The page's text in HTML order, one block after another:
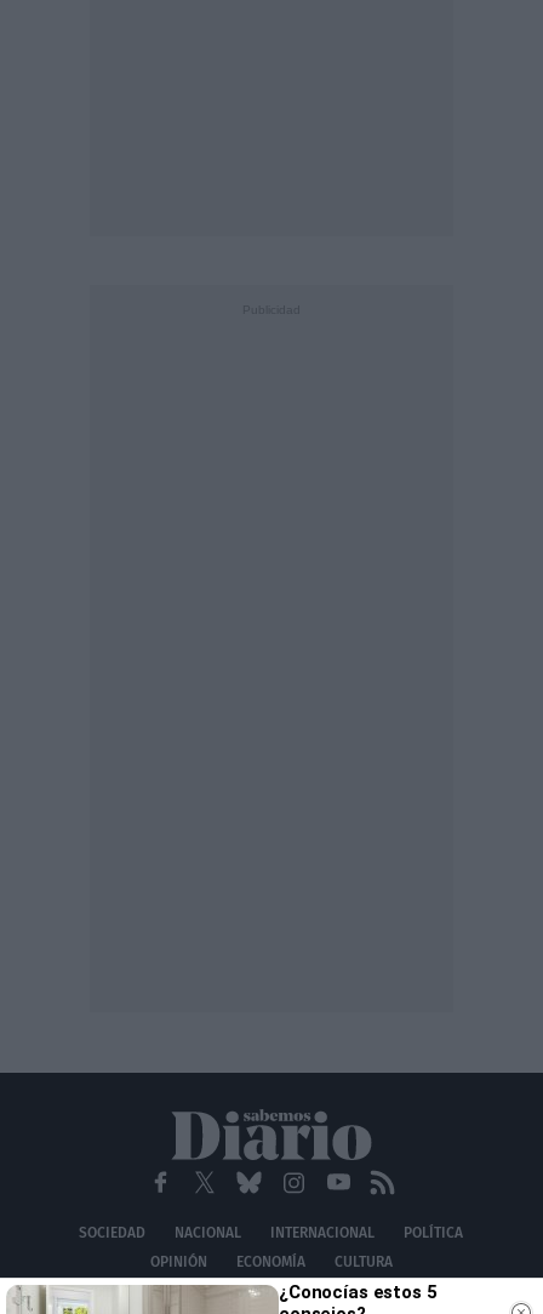
SOCIEDAD NACIONAL INTERNACIONAL
POLÍTICA
OPINIÓN
ECONOMÍA CULTURA
EQUIPO POLÍTICA DE PRIVACIDAD POLÍTICA DE COOKIES
¿Conocías estos 5